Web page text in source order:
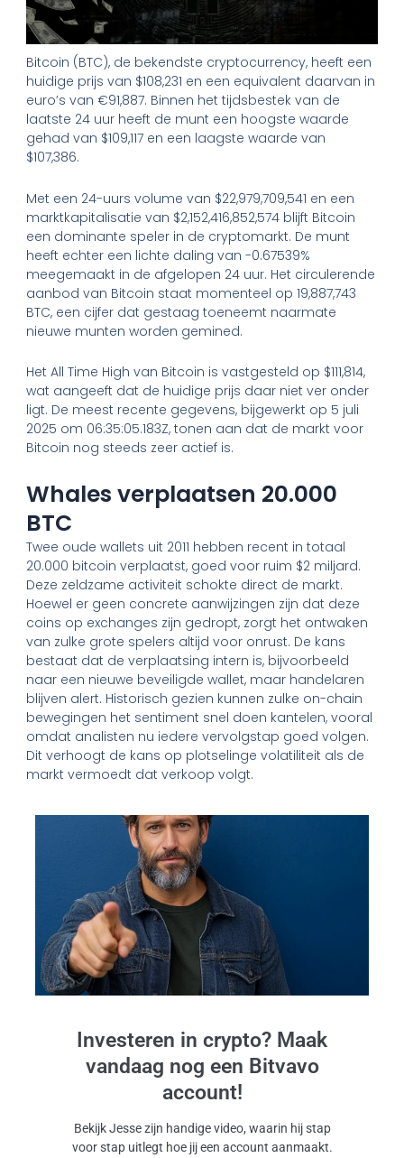
Bitcoin (BTC), de bekendste cryptocurrency, heeft een
huidige prijs van $108,231 en een equivalent daarvan in
euro’s van €91,887. Binnen het tijdsbestek van de
laatste 24 uur heeft de munt een hoogste waarde
gehad van $109,117 en een laagste waarde van
$107,386.
Met een 24-uurs volume van $22,979,709,541 en een
marktkapitalisatie van $2,152,416,852,574 blijft Bitcoin
een dominante speler in de cryptomarkt. De munt
heeft echter een lichte daling van -0.67539%
meegemaakt in de afgelopen 24 uur. Het circulerende
aanbod van Bitcoin staat momenteel op 19,887,743
BTC, een cijfer dat gestaag toeneemt naarmate
nieuwe munten worden gemined.
Het All Time High van Bitcoin is vastgesteld op $111,814,
wat aangeeft dat de huidige prijs daar niet ver onder
ligt. De meest recente gegevens, bijgewerkt op 5 juli
2025 om 06:35:05.183Z, tonen aan dat de markt voor
Bitcoin nog steeds zeer actief is.
Whales verplaatsen 20.000
BTC
Twee oude wallets uit 2011 hebben recent in totaal
20.000 bitcoin verplaatst, goed voor ruim $2 miljard.
Deze zeldzame activiteit schokte direct de markt.
Hoewel er geen concrete aanwijzingen zijn dat deze
coins op exchanges zijn gedropt, zorgt het ontwaken
van zulke grote spelers altijd voor onrust. De kans
bestaat dat de verplaatsing intern is, bijvoorbeeld
naar een nieuwe beveiligde wallet, maar handelaren
blijven alert. Historisch gezien kunnen zulke on-chain
bewegingen het sentiment snel doen kantelen, vooral
omdat analisten nu iedere vervolgstap goed volgen.
Dit verhoogt de kans op plotselinge volatiliteit als de
markt vermoedt dat verkoop volgt.
Investeren in crypto? Maak
vandaag nog een Bitvavo
account!
Bekijk Jesse zijn handige video, waarin hij stap
voor stap uitlegt hoe jij een account aanmaakt.